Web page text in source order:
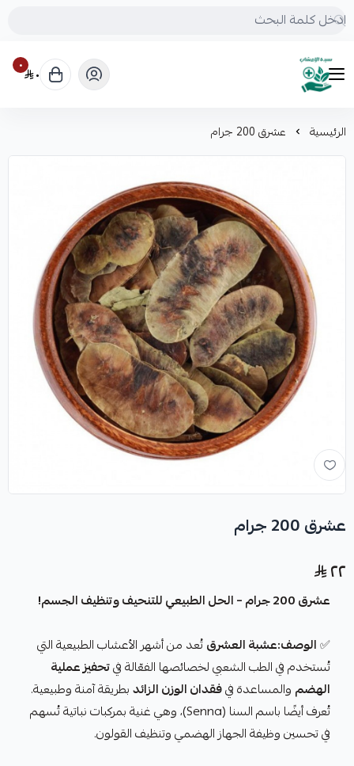
mrs.grasses
٠ ٠
الرئيسية عشرق 200 جرام
عشرق 200 جرام
٢٢
عشرق 200 جرام – الحل الطبيعي للتنحيف وتنظيف الجسم!
✅الوصف:عشبة العشرقتُعد من أشهر الأعشاب الطبيعية التي
تُستخدم في الطب الشعبي لخصائصها الفعّالة فيتحفيز عملية
الهضم والمساعدة فيفقدان الوزن الزائدبطريقة آمنة وطبيعية.
تُعرف أيضًا باسم السنا (Senna)، وهي غنية بمركبات نباتية تُسهم
في تحسين وظيفة الجهاز الهضمي وتنظيف القولون.